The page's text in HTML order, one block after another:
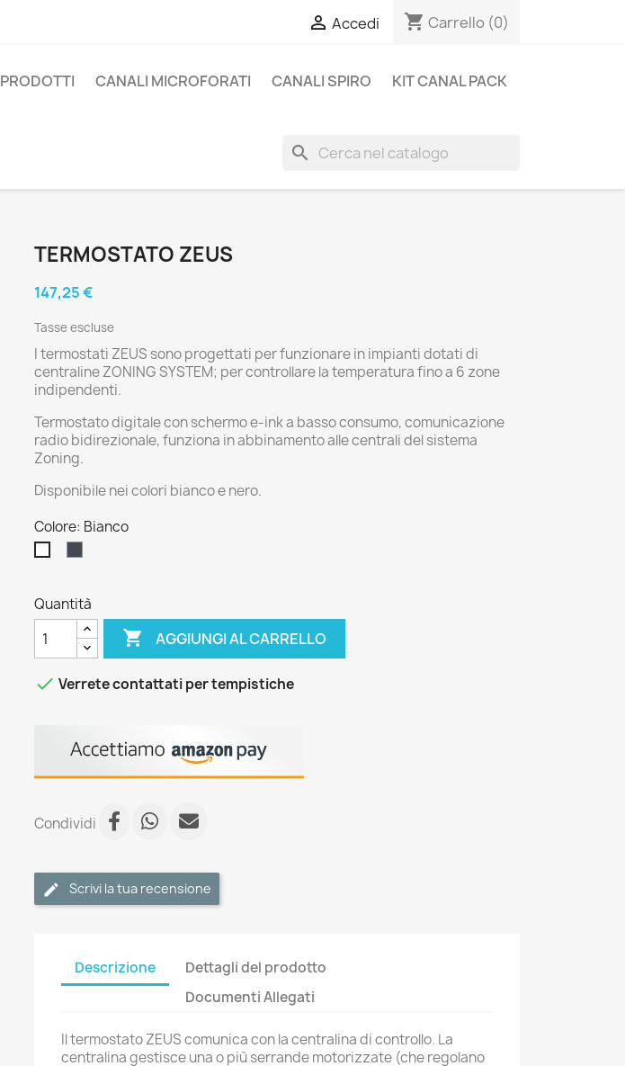
 Accedi shopping_cart Carrello (0)
PRODOTTI CANALI MICROFORATI CANALI SPIRO
KIT CANAL PACK
search
TERMOSTATO ZEUS
147,25 €
Tasse escluse
I termostati ZEUS sono progettati per funzionare in impianti dotati di
centraline ZONING SYSTEM; per controllare la temperatura fino a 6 zone
indipendenti.
Termostato digitale con schermo e-ink a basso consumo, comunicazione
radio bidirezionale, funziona in abbinamento alle centrali del sistema
Zoning.
Disponibile nei colori bianco e nero.
Colore: Bianco
Quantità
 AGGIUNGI AL CARRELLO
 Verrete contattati per tempistiche
Condividi
Scrivi la tua recensione
Descrizione
Dettagli del prodotto
Documenti Allegati
Il termostato ZEUS comunica con la centralina di controllo. La
centralina gestisce una o più serrande motorizzate (che regolano